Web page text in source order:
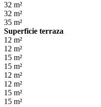
32 m²
32 m²
35 m²
Superficie terraza
12 m²
12 m²
15 m²
15 m²
12 m²
12 m²
15 m²
15 m²